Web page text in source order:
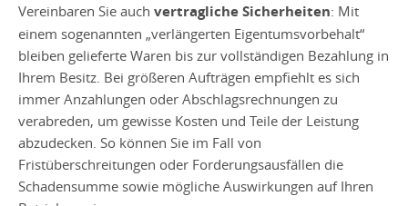
Vereinbaren Sie auch vertragliche Sicherheiten: Mit
einem sogenannten „verlängerten Eigentumsvorbehalt“
bleiben gelieferte Waren bis zur vollständigen Bezahlung in
Ihrem Besitz. Bei größeren Aufträgen empfiehlt es sich
immer Anzahlungen oder Abschlagsrechnungen zu
verabreden, um gewisse Kosten und Teile der Leistung
abzudecken. So können Sie im Fall von
Fristüberschreitungen oder Forderungsausfällen die
Schadensumme sowie mögliche Auswirkungen auf Ihren